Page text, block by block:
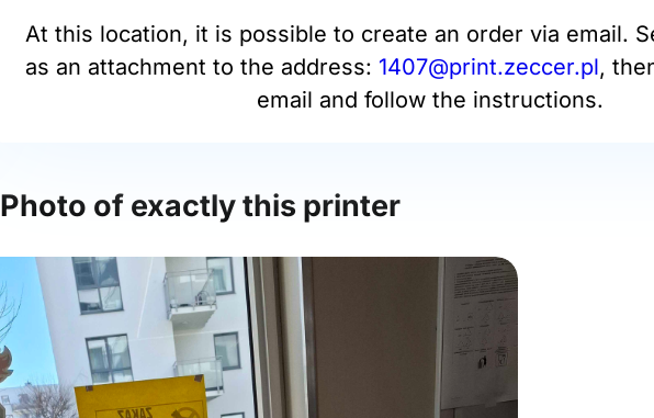
At this location, it is possible to create an order via email.
as an attachment to the address: 1407@print.zeccer.pl,
email and follow the instructions.
Photo of exactly this printer